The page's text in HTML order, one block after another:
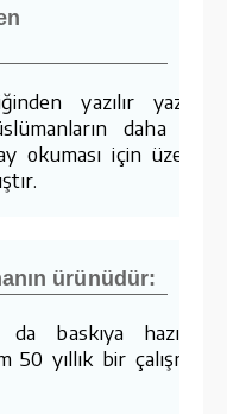
yazılır
daha
okuması için
ürünüdür:
baskıya
50 yıllık bir